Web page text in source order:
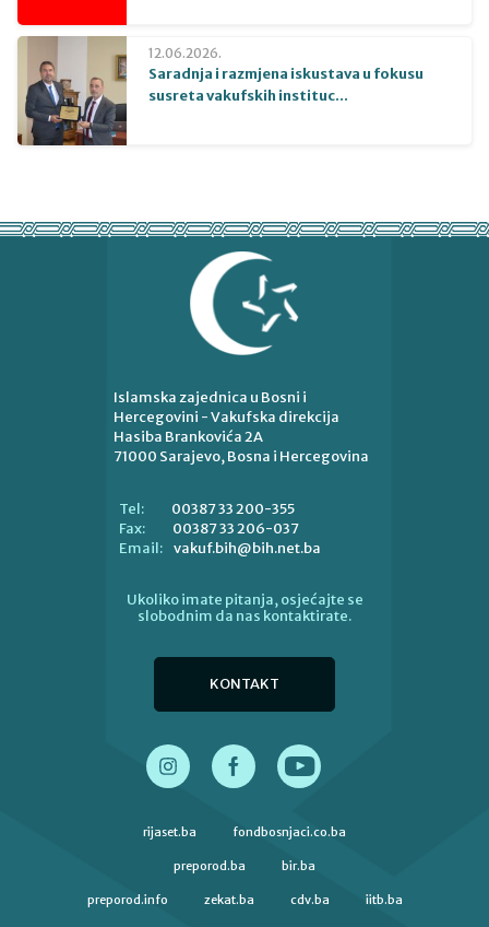
12.06.2026.
Saradnja i razmjena iskustava u fokusu
susreta vakufskih instituc...
Islamska zajednica u Bosni i
Hercegovini - Vakufska direkcija
Hasiba Brankovića 2A
71000 Sarajevo, Bosna i Hercegovina
Tel:
00387 33 200-355
Fax:
00387 33 206-037
Email: vakuf.bih@bih.net.ba
Ukoliko imate pitanja, osjećajte se
slobodnim da nas kontaktirate.
KONTAKT
rijaset.ba fondbosnjaci.co.ba
preporod.ba bir.ba
preporod.info zekat.ba cdv.ba iitb.ba